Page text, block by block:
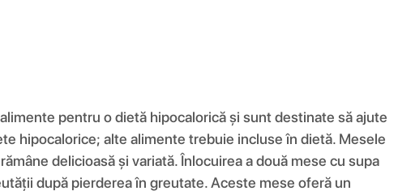
pentru o dietă hipocalorică și sunt destinate să ajute
hipocalorice; alte alimente trebuie incluse în dietă. Mesele
delicioasă și variată. Înlocuirea a două mese cu supa
după pierderea în greutate. Aceste mese oferă un